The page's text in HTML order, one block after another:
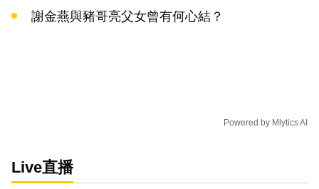
謝金燕與豬哥亮父女曾有何心結？
Powered by Mlytics AI
Live直播